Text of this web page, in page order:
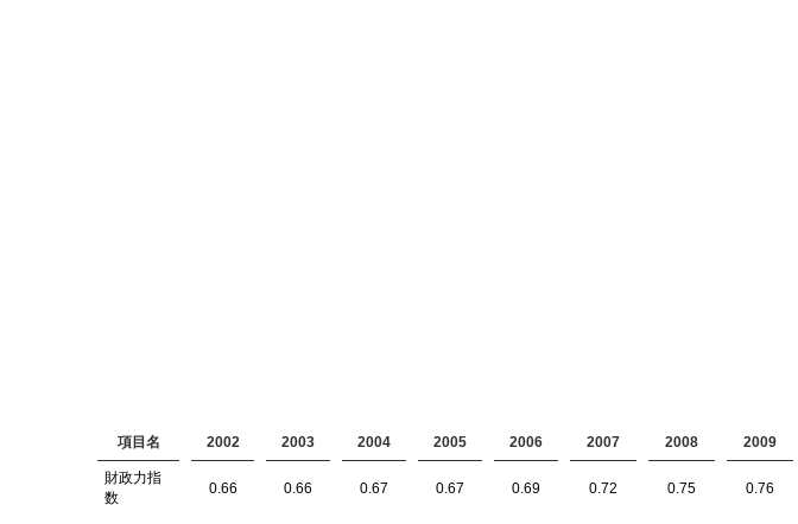
項目名 2002 2003 2004 2005 2006 2007 2008 2009
財政力指
数
0.66 0.66 0.67 0.67 0.69 0.72 0.75 0.76